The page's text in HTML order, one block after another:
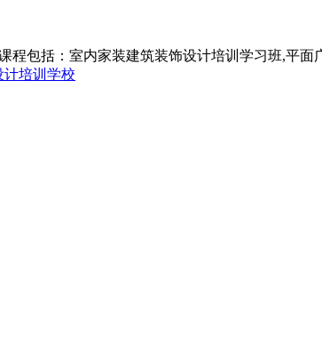
程包括：室内家装建筑装饰设计培训学习班,平
培训学校